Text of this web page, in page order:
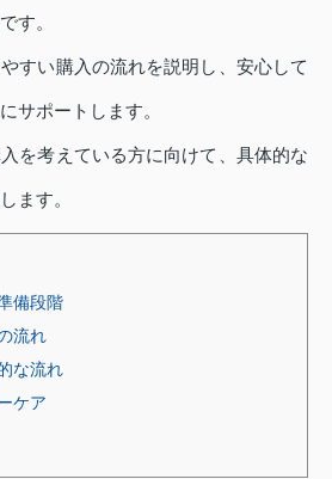
す。
すい購入の流れを説明し、安心して
サポートします。
を考えている方に向けて、具体的な
ます。
備段階
流れ
な流れ
ケア